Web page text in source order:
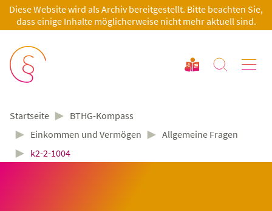
Diese Website wird als Archiv bereitgestellt. Bitte beachten Sie,
dass einige Inhalte möglicherweise nicht mehr aktuell sind.
Startseite ► BTHG-Kompass
► Einkommen und Vermögen ► Allgemeine Fragen
► k2-2-1004